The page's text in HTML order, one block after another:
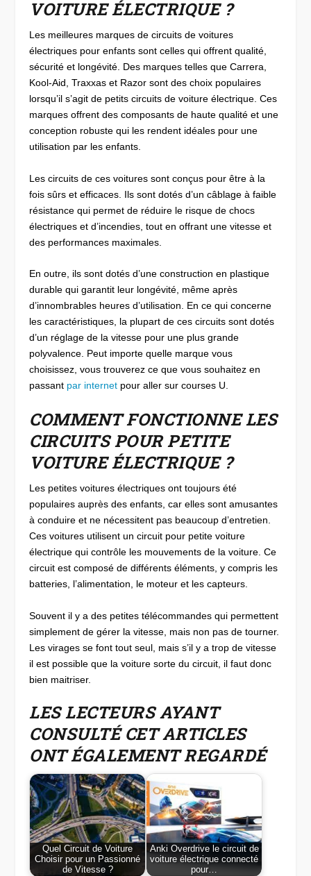
VOITURE ÉLECTRIQUE ?
Les meilleures marques de circuits de voitures
électriques pour enfants sont celles qui offrent qualité,
sécurité et longévité. Des marques telles que Carrera,
Kool-Aid, Traxxas et Razor sont des choix populaires
lorsqu’il s’agit de petits circuits de voiture électrique. Ces
marques offrent des composants de haute qualité et une
conception robuste qui les rendent idéales pour une
utilisation par les enfants.
Les circuits de ces voitures sont conçus pour être à la
fois sûrs et efficaces. Ils sont dotés d’un câblage à faible
résistance qui permet de réduire le risque de chocs
électriques et d’incendies, tout en offrant une vitesse et
des performances maximales.
En outre, ils sont dotés d’une construction en plastique
durable qui garantit leur longévité, même après
d’innombrables heures d’utilisation. En ce qui concerne
les caractéristiques, la plupart de ces circuits sont dotés
d’un réglage de la vitesse pour une plus grande
polyvalence. Peut importe quelle marque vous
choisissez, vous trouverez ce que vous souhaitez en
passant par internet pour aller sur courses U.
COMMENT FONCTIONNE LES
CIRCUITS POUR PETITE
VOITURE ÉLECTRIQUE ?
Les petites voitures électriques ont toujours été
populaires auprès des enfants, car elles sont amusantes
à conduire et ne nécessitent pas beaucoup d’entretien.
Ces voitures utilisent un circuit pour petite voiture
électrique qui contrôle les mouvements de la voiture. Ce
circuit est composé de différents éléments, y compris les
batteries, l’alimentation, le moteur et les capteurs.
Souvent il y a des petites télécommandes qui permettent
simplement de gérer la vitesse, mais non pas de tourner.
Les virages se font tout seul, mais s’il y a trop de vitesse
il est possible que la voiture sorte du circuit, il faut donc
bien maitriser.
LES LECTEURS AYANT
CONSULTÉ CET ARTICLES
ONT ÉGALEMENT REGARDÉ
Quel Circuit de Voiture
Choisir pour un Passionné
de Vitesse ?
Anki Overdrive le circuit de
voiture électrique connecté
pour…